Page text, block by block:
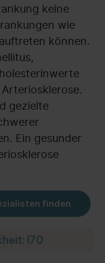
keine
wie
können.
gezielte
Ein gesunder
finden
I70